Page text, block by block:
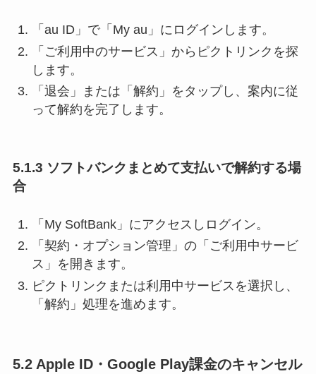
「au ID」で「My au」にログインします。
「ご利用中のサービス」からピクトリンクを探
します。
「退会」または「解約」をタップし、案内に従
って解約を完了します。
5.1.3 ソフトバンクまとめて支払いで解約する場
合
「My SoftBank」にアクセスしログイン。
「契約・オプション管理」の「ご利用中サービ
ス」を開きます。
ピクトリンクまたは利用中サービスを選択し、
「解約」処理を進めます。
5.2 Apple ID・Google Play課金のキャンセル